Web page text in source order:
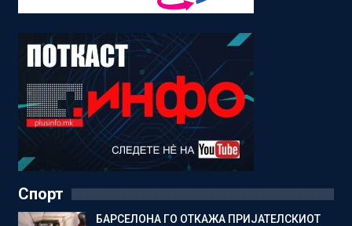
Спорт
БАРСЕЛОНА ГО ОТКАЖА ПРИЈАТЕЛСКИОТ